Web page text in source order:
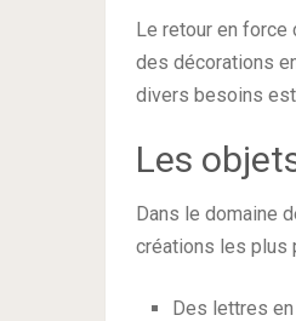
Le retour en force
des décorations
divers besoins
Les
Dans le domaine
créations les plus
Des lettres